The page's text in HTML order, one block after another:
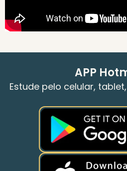
APP
Estude pelo celular,